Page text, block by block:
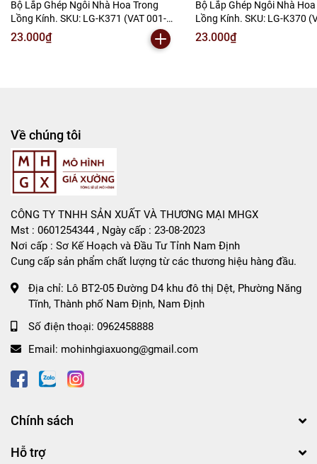
Bộ Lắp Ghép Ngôi Nhà Hoa Trong
Lồng Kính. SKU: LG-K371 (VAT 001-
06-15) - K5-T2-S1
23.000₫
Bộ Lắp Ghép Ngôi Nhà
Lồng Kính. SKU: LG-K370
06-15) K5-T2-S2
23.000₫
Về chúng tôi
CÔNG TY TNHH SẢN XUẤT VÀ THƯƠNG MẠI MHGX
Mst : 0601254344 , Ngày cấp : 23-08-2023
Nơi cấp : Sơ Kế Hoạch và Đầu Tư Tỉnh Nam Định
Cung cấp sản phẩm chất lượng từ các thương hiệu hàng đầu.
Địa chỉ: Lô BT2-05 Đường D4 khu đô thị Dệt, Phường Năng
Tĩnh, Thành phố Nam Định, Nam Định
Số điện thoại: 0962458888
Email: mohinhgiaxuong@gmail.com
Chính sách
Hỗ trợ